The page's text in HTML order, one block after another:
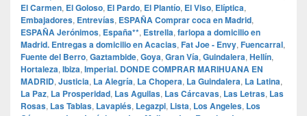
El Carmen, El Goloso, El Pardo, El Plantío, El Viso, Elíptica,
Embajadores, Entrevías, ESPAÑA Comprar coca en Madrid,
ESPAÑA Jerónimos, España**, Estrella, farlopa a domicilio en
Madrid. Entregas a domicilio en Acacias, Fat Joe - Envy, Fuencarral,
Fuente del Berro, Gaztambide, Goya, Gran Vía, Guindalera, Hellín,
Hortaleza, Ibiza, Imperial. DONDE COMPRAR MARIHUANA EN
MADRID, Justicia, La Alegría, La Chopera, La Guindalera, La Latina,
La Paz, La Prosperidad, Las Aguilas, Las Cárcavas, Las Letras, Las
Rosas, Las Tablas, Lavapiés, Legazpi, Lista, Los Angeles, Los